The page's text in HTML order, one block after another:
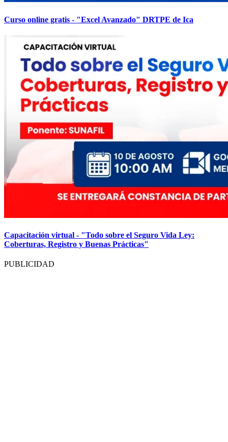
Curso online gratis - "Excel Avanzado" DRTPE de Ica
Capacitación virtual - "Todo sobre el Seguro Vida Ley:
Coberturas, Registro y Buenas Prácticas"
PUBLICIDAD